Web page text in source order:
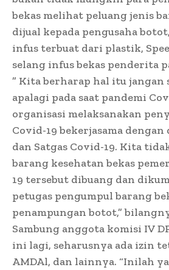
bekas melihat peluang jenis
dijual kepada pengusaha
infus terbuat dari plastik,
selang infus bekas penderita
” Kita berharap hal itu jangan
apalagi pada saat pandemi
organisasi melaksanakan
Covid-19 bekerjasama dengan
dan Satgas Covid-19. Kita
barang kesehatan bekas
19 tersebut dibuang dan
petugas pengumpul barang
penampungan botot,”
Sambung anggota komisi IV
ini lagi, seharusnya ada izin
AMDAl, dan lainnya. “Inilah